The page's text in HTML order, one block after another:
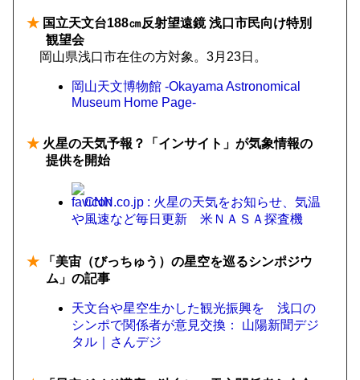
★ 国立天文台188㎝反射望遠鏡 浅口市民向け特別
観望会
岡山県浅口市在住の方対象。3月23日。
岡山天文博物館 -Okayama Astronomical
Museum Home Page-
★ 火星の天気予報？「インサイト」が気象情報の
提供を開始
CNN.co.jp : 火星の天気をお知らせ、気温
や風速など毎日更新 米ＮＡＳＡ探査機
★ 「美宙（びっちゅう）の星空を巡るシンポジウ
ム」の記事
天文台や星空生かした観光振興を 浅口の
シンポで関係者が意見交換： 山陽新聞デジ
タル｜さんデジ